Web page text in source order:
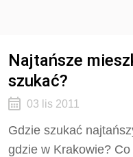
Najtańsze
szukać?
03 lis 2011
Gdzie szukać
gdzie w Krakowie?